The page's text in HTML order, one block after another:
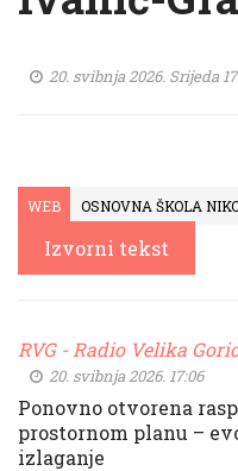
20. svibnja 2026. Srijeda
WEB OSNOVNA ŠKOLA
Izvorni tekst
RVG - Radio Velika
20. svibnja 2026. 17:06
Ponovno otvorena
prostornom planu –
izlaganje